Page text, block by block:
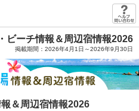
ビーチ情報＆周辺宿情報2026
掲載期間：2026年4月1日～2026年9月30日
＆周辺宿情報2026